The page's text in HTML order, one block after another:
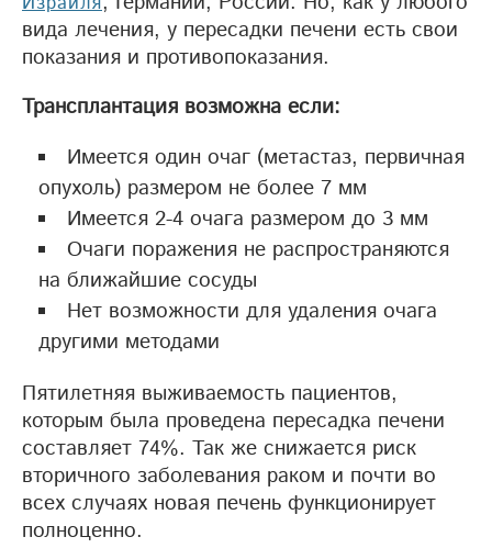
вида лечения, у пересадки печени есть свои
показания и противопоказания.
Трансплантация возможна если:
Имеется один очаг (метастаз, первичная
опухоль) размером не более 7 мм
Имеется 2-4 очага размером до 3 мм
Очаги поражения не распространяются
на ближайшие сосуды
Нет возможности для удаления очага
другими методами
Пятилетняя выживаемость пациентов,
которым была проведена пересадка печени
составляет 74%. Так же снижается риск
вторичного заболевания раком и почти во
всех случаях новая печень функционирует
полноценно.